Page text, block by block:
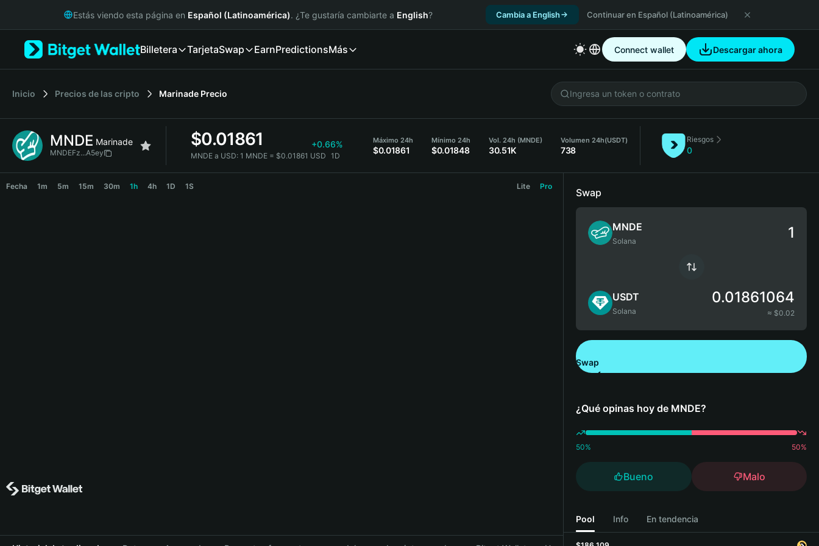
Русский
Italiano
简体中文
繁體中文
Bahasa Indonesia
Estás viendo esta página en Español (Latinoamérica). ¿Te gustaría cambiarte a English? Cambia a English Continuar en Español (Latinoamérica)
Billetera TarjetaSwap EarnPredictionsMás Connect wallet Descargar ahora
Inicio Precios de las cripto Marinade Precio
MNDE Marinade
MNDEFz...A5ey
$0.01861 +0.66%
MNDE a USD: 1 MNDE = $0.01861 USD 1D
Máximo 24h
$0.01861
Mínimo 24h
$0.01848
Vol. 24h (MNDE)
30.51K
Volumen 24h(USDT)
738
Riesgos
0
Fecha 1m 5m 15m 30m 1h 4h 1D 1S Lite Pro
Swap
MNDE
Solana
USDT
Solana
0.01861064
≈ $0.02
Swap
¿Qué opinas hoy de MNDE?
50% 50%
Bueno Malo
Pool Info En tendencia